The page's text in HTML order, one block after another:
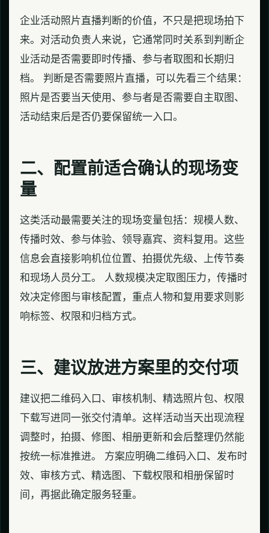
企业活动照片直播判断的价值，不只是把现场拍下
来。对活动负责人来说，它通常同时关系到判断企
业活动是否需要即时传播、参与者取图和长期归
档。 判断是否需要照片直播，可以先看三个结果：
照片是否要当天使用、参与者是否需要自主取图、
活动结束后是否仍要保留统一入口。
二、配置前适合确认的现场变
量
这类活动最需要关注的现场变量包括：规模人数、
传播时效、参与体验、领导嘉宾、资料复用。这些
信息会直接影响机位位置、拍摄优先级、上传节奏
和现场人员分工。 人数规模决定取图压力，传播时
效决定修图与审核配置，重点人物和复用要求则影
响标签、权限和归档方式。
三、建议放进方案里的交付项
建议把二维码入口、审核机制、精选照片包、权限
下载写进同一张交付清单。这样活动当天出现流程
调整时，拍摄、修图、相册更新和会后整理仍然能
按统一标准推进。 方案应明确二维码入口、发布时
效、审核方式、精选图、下载权限和相册保留时
间，再据此确定服务轻重。